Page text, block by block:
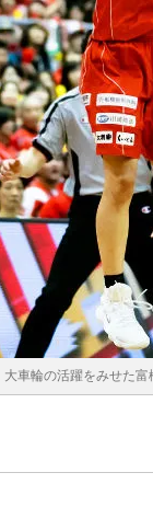
大車輪の活躍をみせた